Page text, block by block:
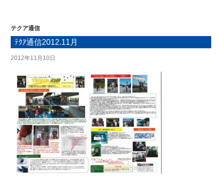
テクア通信
ﾃｸｱ通信2012.11月
2012年11月10日